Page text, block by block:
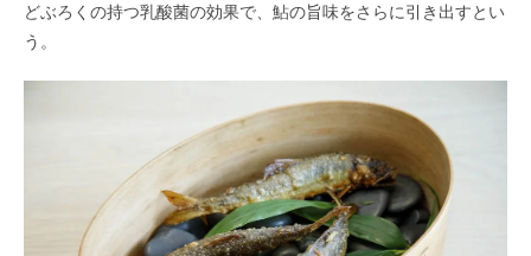
どぶろくの持つ乳酸菌の効果で、鮎の旨味をさらに引き出すとい
う。